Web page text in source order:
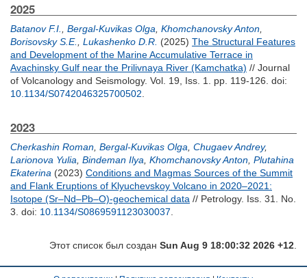
2025
Batanov F.I. Bergal-Kuvikas Olga Khomchanovsky Anton
Borisovsky S.E.
Lukashenko D.R. (2025) The Structural Features
and Development of the Marine Accumulative Terrace in
Avachinsky Gulf near the Prilivnaya River (Kamchatka) // Journal
of Volcanology and Seismology. Vol. 19, Iss. 1. pp. 119-126. doi:
10.1134/S0742046325700502
2023
Cherkashin Roman Bergal-Kuvikas Olga Chugaev Andrey,
Larionova Yulia Bindeman Ilya Khomchanovsky Anton Plutahina
Ekaterina (2023) Conditions and Magmas Sources of the Summit
and Flank Eruptions of Klyuchevskoy Volcano in 2020–2021:
Isotope (Sr–Nd–Pb–O)-geochemical data // Petrology. Iss. 31. No.
3. doi: 10.1134/S0869591123030037
Этот список был создан Sun Aug 9 18:00:32 2026 +12